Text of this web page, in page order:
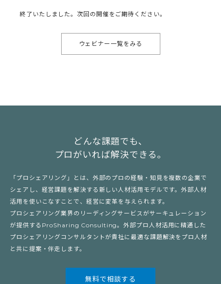
終了いたしました。次回の開催をご期待ください。
ウェビナー一覧をみる
どんな課題でも、
プロがいれば解決できる。
「プロシェアリング」とは、外部のプロの経験・知見を複数の企業で
シェアし、経営課題を解決する新しい人材活用モデルです。外部人材
活用を使いこなすことで、経営に変革を与えられます。
プロシェアリング業界のリーディングサービスがサーキュレーション
が提供するProSharing Consulting。外部プロ人材活用に精通した
プロシェアリングコンサルタントが貴社に最適な課題解決をプロ人材
と共に提案・伴走します。
無料で相談する